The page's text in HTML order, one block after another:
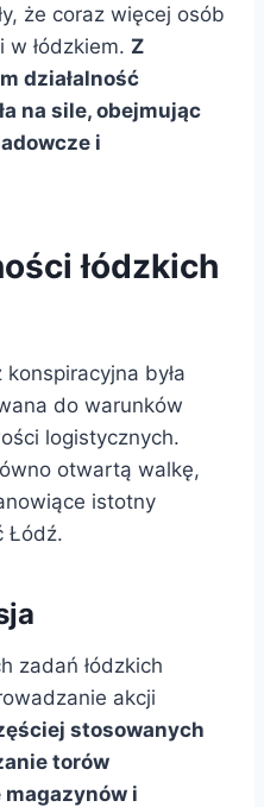
że coraz więcej osób
w łódzkiem. Z
działalność
na sile, obejmując
i
łódzkich
była
do warunków
logistycznych.
otwartą walkę,
istotny
Łódź.
zadań łódzkich
akcji
stosowanych
torów
i